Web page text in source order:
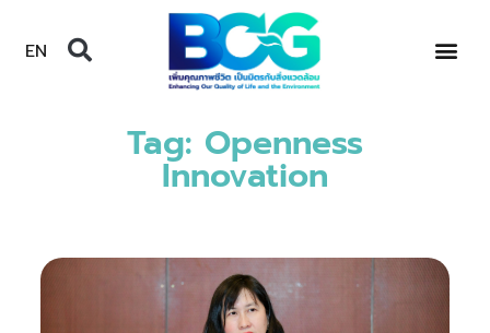
EN
Tag: Openness
Innovation